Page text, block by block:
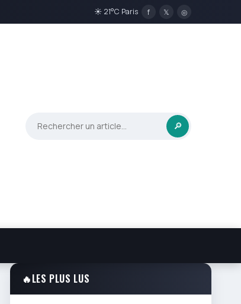
☀ 21°C Paris f 𝕏 ◎
🔎
🔥LES PLUS LUS